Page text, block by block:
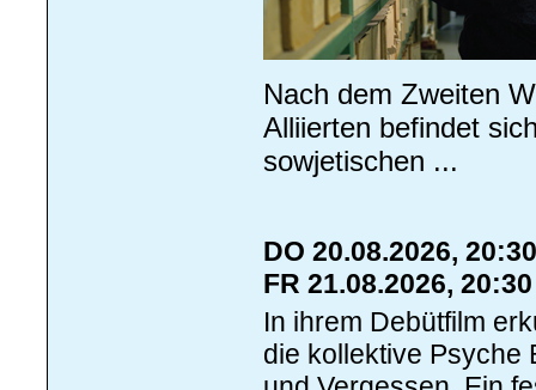
Nach dem Zweiten
Alliierten befindet
sowjetischen ...
DO 20.08.2026,
FR 21.08.2026,
In ihrem Debütfilm
die kollektive Psyche